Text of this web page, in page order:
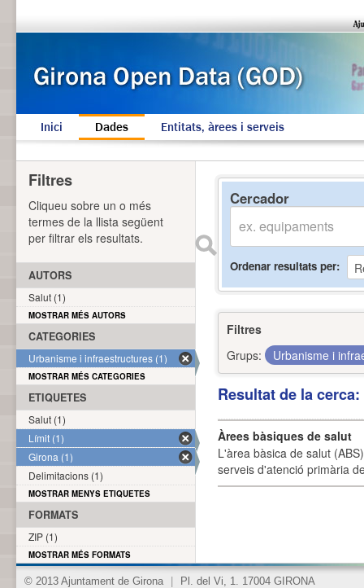
Inici Dades Entitats, àrees i serveis
Cercador
Ordenar resultats per
Filtres
Grups:
Urbanisme i
Resultat de la
Àrees bàsiques de salut
L'àrea bàsica de salut
serveis d'atenció primària
Filtres
Cliqueu sobre un o més
termes de la llista següent
per filtrar els resultats.
AUTORS
Salut (1)
MOSTRAR MÉS AUTORS
CATEGORIES
Urbanisme i infraestructures (1)
MOSTRAR MÉS CATEGORIES
ETIQUETES
Salut (1)
Límit (1)
Girona (1)
Delimitacions (1)
MOSTRAR MENYS ETIQUETES
FORMATS
ZIP (1)
MOSTRAR MÉS FORMATS
© 2013 Ajuntament de Girona Pl. del Vi, 1. 17004 GIRONA